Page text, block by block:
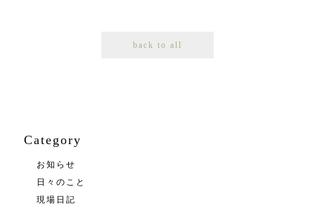
back to all
Category
お知らせ
日々のこと
現場日記